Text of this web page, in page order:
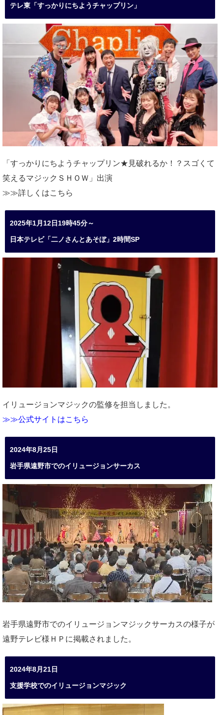
テレ東「すっかりにちようチャップリン」
「すっかりにちようチャップリン★見破れるか！？スゴくて
笑えるマジックＳＨＯＷ」出演
≫≫詳しくはこちら
2025年1月12日19時45分～
日本テレビ「二ノさんとあそぼ」2時間SP
イリュージョンマジックの監修を担当しました。
≫≫公式サイトはこちら
2024年8月25日
岩手県遠野市でのイリュージョンサーカス
岩手県遠野市でのイリュージョンマジックサーカスの様子が
遠野テレビ様ＨＰに掲載されました。
2024年8月21日
支援学校でのイリュージョンマジック